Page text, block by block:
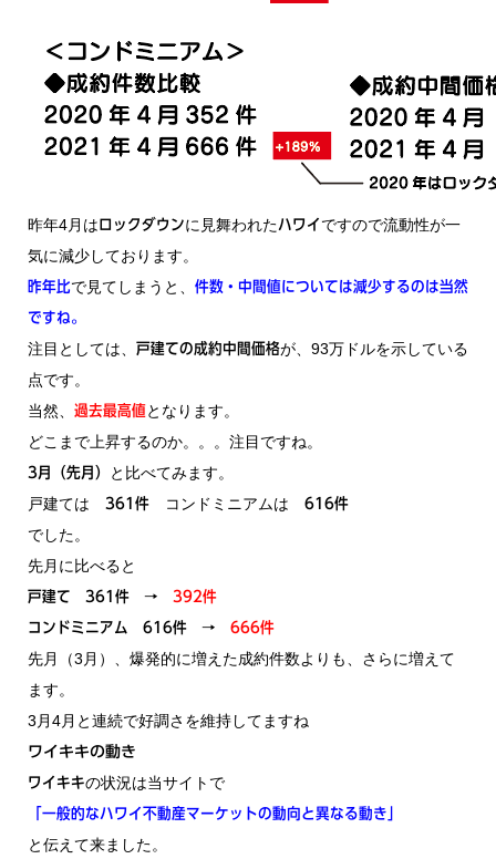
昨年4月は ロックダウンに見舞われたハワイ ですので流動性が一
気に減少しております。
昨年比で見てしまうと、 件数・中間値については減少するのは当然
ですね。
注目としては、 戸建ての成約中間価格が、93万ドルを示している
点です。
当然、 過去最高値となります。
どこまで上昇するのか。。。注目ですね。
3月（先月）
と比べてみます。
戸建ては 361件コンドミニアムは 616件
でした。
先月に比べると
戸建て 361件 → 392件
コンドミニアム 616件 → 666件
先月（3月）、爆発的に増えた成約件数よりも、さらに増えて
ます。
3月4月と連続で好調さを維持してますね
ワイキキの動き
ワイキキの状況は当サイトで
「一般的なハワイ不動産マーケットの動向と異なる動き」
と伝えて来ました。